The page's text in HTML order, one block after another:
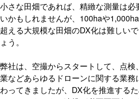
小さな田畑であれば、精緻な測量は必
いかもしれませんが、100haや
超える大規模な田畑のDX化は難しい
ょう。
弊社は、空撮からスタートして、点検
業などあらゆるドローンに関する業務
わってきましたが、DX化を推進する